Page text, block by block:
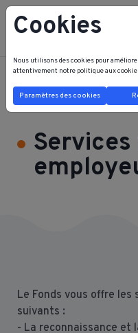
FRB FRI HOME
JE SUIS
Services fournis aux
Le Fonds vous offre
suivants :
- La reconnaissance et
Cookies
Nous utilisons des cookies pour
attentivement notre politique aux
Paramètres des cookies